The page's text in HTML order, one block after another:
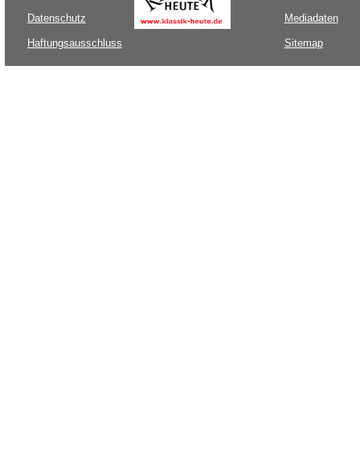
Datenschutz
Haftungsausschluss
Mediadaten
Sitemap